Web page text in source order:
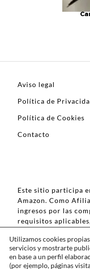
Aviso legal
Política de
Política de Cookies
Contacto
Este sitio participa
Amazon. Como
ingresos por las
requisitos
Utilizamos cookies
servicios y mostrarte
en base a un perfil
(por ejemplo, páginas